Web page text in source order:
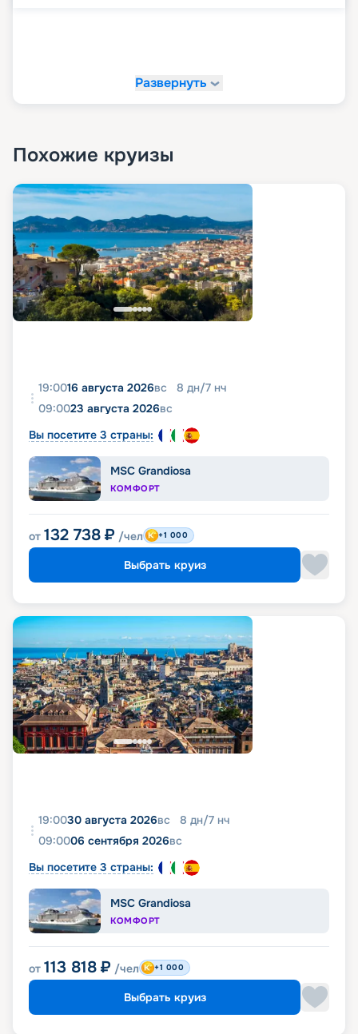
Развернуть
Похожие круизы
19:0016 августа 2026вс 8 дн/7 нч
09:0023 августа 2026вс
Вы посетите 3 страны:
MSC Grandiosa
КОМФОРТ
от 132 738 ₽ /чел +1 000
Выбрать круиз
19:0030 августа 2026вс 8 дн/7 нч
09:0006 сентября 2026вс
Вы посетите 3 страны:
MSC Grandiosa
КОМФОРТ
от 113 818 ₽ /чел +1 000
Выбрать круиз